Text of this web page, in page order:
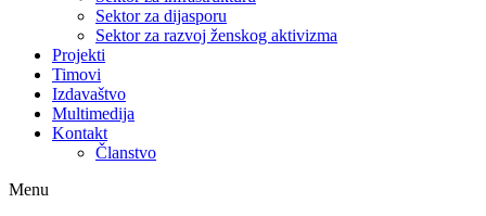
Sektor za dijasporu
Sektor za razvoj ženskog aktivizma
Projekti
Timovi
Izdavaštvo
Multimedija
Kontakt
Članstvo
Menu